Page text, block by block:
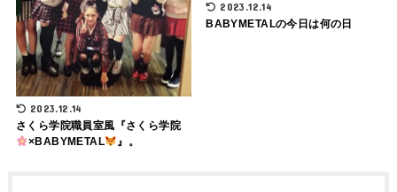
2023.12.14
さくら学院職員室風『さくら学院
×BABYMETAL
』。
2023.12.14
BABYMETALの今日は何の日